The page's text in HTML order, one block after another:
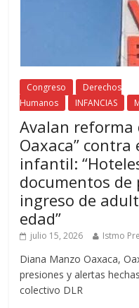
Congreso
Derechos
Humanos
INFANCIAS
Avalan reforma
Oaxaca”
infantil:
documentos de
ingreso de
edad”
julio 15, 2026 Istmo
Diana Manzo Oaxaca,
presiones y alertas
colectivo DLR